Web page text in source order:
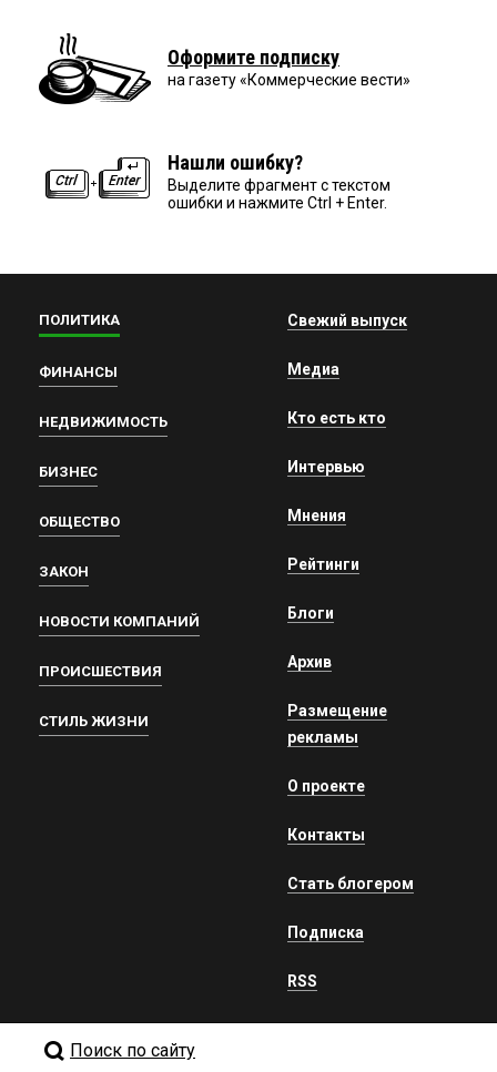
Оформите подписку
на газету «Коммерческие вести»
Нашли ошибку?
Выделите фрагмент с текстом
ошибки и нажмите Ctrl + Enter.
ПОЛИТИКА
ФИНАНСЫ
НЕДВИЖИМОСТЬ
БИЗНЕС
ОБЩЕСТВО
ЗАКОН
НОВОСТИ КОМПАНИЙ
ПРОИСШЕСТВИЯ
СТИЛЬ ЖИЗНИ
Свежий выпуск
Медиа
Кто есть кто
Интервью
Мнения
Рейтинги
Блоги
Архив
Размещение
рекламы
О проекте
Контакты
Стать блогером
Подписка
RSS
Поиск по сайту